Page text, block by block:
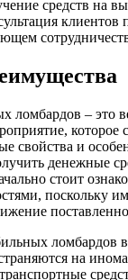
средств на
клиентов
ломбардов – это
которое
свойства и
денежные
стоит
поскольку
ломбардов
на